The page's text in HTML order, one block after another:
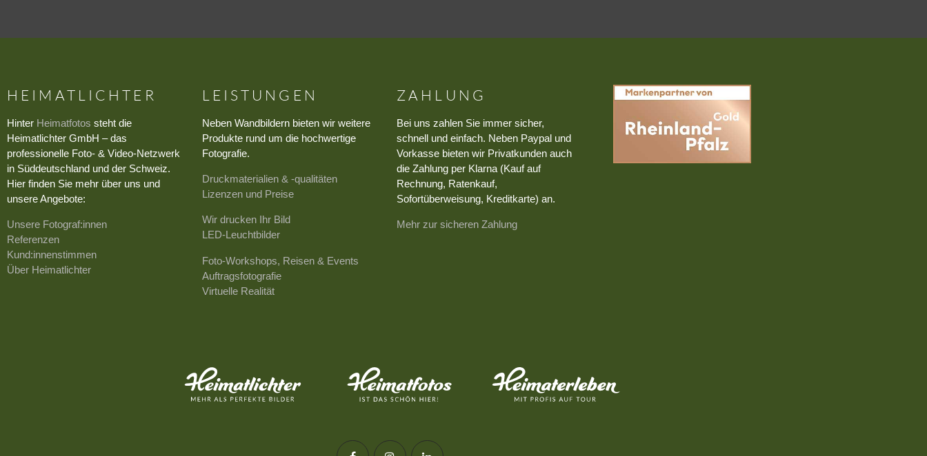
HEIMATLICHTER
Hinter Heimatfotos steht die
Heimatlichter GmbH – das
professionelle Foto- & Video-Netzwerk
in Süddeutschland und der Schweiz.
Hier finden Sie mehr über uns und
unsere Angebote:
Unsere Fotograf:innen
Referenzen
Kund:innenstimmen
Über Heimatlichter
LEISTUNGEN
Neben Wandbildern bieten wir weitere
Produkte rund um die hochwertige
Fotografie.
Druckmaterialien & -qualitäten
Lizenzen und Preise
Wir drucken Ihr Bild
LED-Leuchtbilder
Foto-Workshops, Reisen & Events
Auftragsfotografie
Virtuelle Realität
ZAHLUNG
Bei uns zahlen Sie immer sicher,
schnell und einfach. Neben Paypal und
Vorkasse bieten wir Privatkunden auch
die Zahlung per Klarna (Kauf auf
Rechnung, Ratenkauf,
Sofortüberweisung, Kreditkarte) an.
Mehr zur sicheren Zahlung